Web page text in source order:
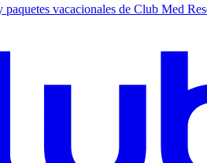
vacacionales de Club Med